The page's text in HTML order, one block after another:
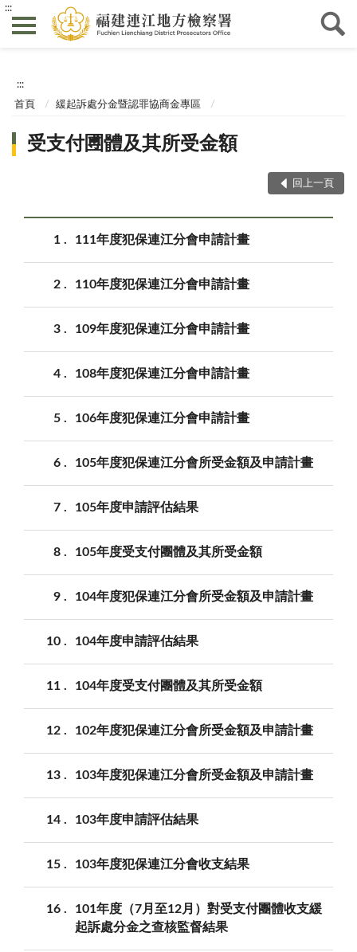
:::
:::
首頁 緩起訴處分金暨認罪協商金專區
受支付圑體及其所受金額
回上一頁
1 111年度犯保連江分會申請計畫
2 110年度犯保連江分會申請計畫
3 109年度犯保連江分會申請計畫
4 108年度犯保連江分會申請計畫
5 106年度犯保連江分會申請計畫
6 105年度犯保連江分會所受金額及申請計畫
7 105年度申請評估結果
8 105年度受支付團體及其所受金額
9 104年度犯保連江分會所受金額及申請計畫
10 104年度申請評估結果
11 104年度受支付團體及其所受金額
12 102年度犯保連江分會所受金額及申請計畫
13 103年度犯保連江分會所受金額及申請計畫
14 103年度申請評估結果
15 103年度犯保連江分會收支結果
16
101年度（7月至12月）對受支付團體收支緩
起訴處分金之查核監督結果